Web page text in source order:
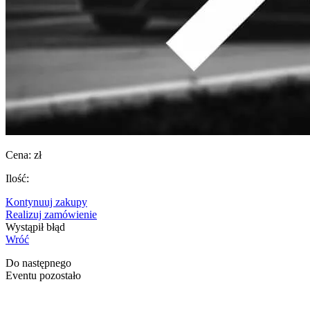
Cena: zł
Ilość:
Kontynuuj zakupy
Realizuj zamówienie
Wystąpił błąd
Wróć
Do następnego
Eventu pozostało